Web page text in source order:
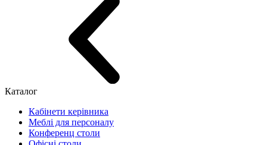
Каталог
Кабінети керівника
Меблі для персоналу
Конференц столи